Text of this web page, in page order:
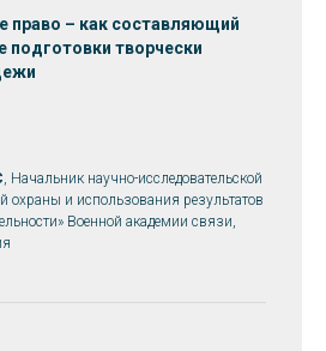
право – как составляющий
подготовки творчески
, Начальник научно-исследовательской
охраны и использования результатов
Военной академии связи,